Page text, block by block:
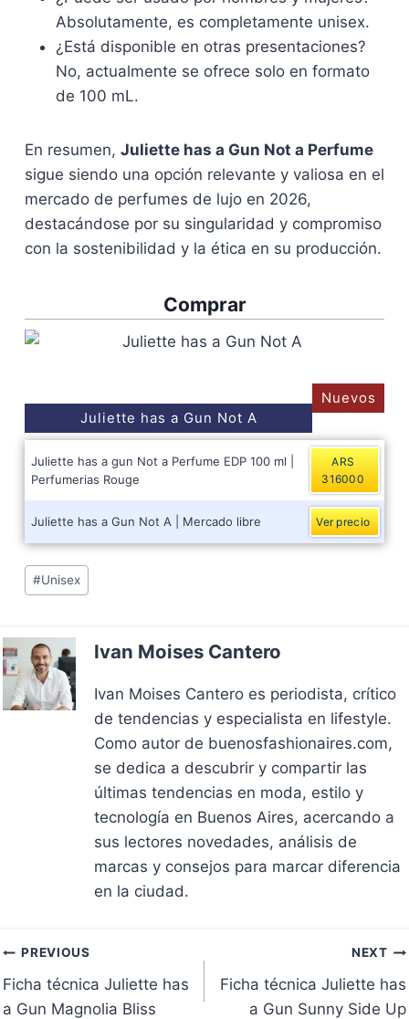
Absolutamente, es completamente unisex.
¿Está disponible en otras presentaciones?
No, actualmente se ofrece solo en formato
de 100 mL.
En resumen, Juliette has a Gun Not a Perfume
sigue siendo una opción relevante y valiosa en el
mercado de perfumes de lujo en 2026,
destacándose por su singularidad y compromiso
con la sostenibilidad y la ética en su producción.
Comprar
Juliette has a Gun Not A
Nuevos
Juliette has a gun Not a Perfume EDP 100 ml |
Perfumerias Rouge
ARS
316000
Juliette has a Gun Not A | Mercado libre Ver precio
Post
Tags:
#Unisex
Ivan Moises Cantero
Ivan Moises Cantero es periodista, crítico
de tendencias y especialista en lifestyle.
Como autor de buenosfashionaires.com,
se dedica a descubrir y compartir las
últimas tendencias en moda, estilo y
tecnología en Buenos Aires, acercando a
sus lectores novedades, análisis de
marcas y consejos para marcar diferencia
en la ciudad.
Navegación
de
PREVIOUS
Ficha técnica Juliette has
a Gun Magnolia Bliss
NEXT
Ficha técnica Juliette has
a Gun Sunny Side Up